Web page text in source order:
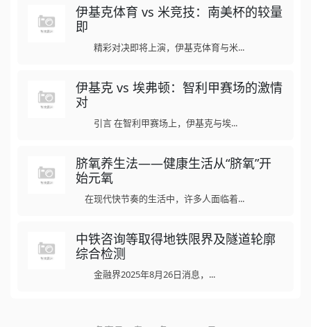
伊基克体育 vs 米竞技：南美杯的较量
即
精彩对决即将上演，伊基克体育与米...
伊基克 vs 埃弗顿：智利甲赛场的激情
对
引言 在智利甲赛场上，伊基克与埃...
脐氧养生法——健康生活从“脐氧”开
始元氧
在现代快节奏的生活中，许多人面临着...
中铁咨询等取得地铁限界及隧道轮廓
综合检测
金融界2025年8月26日消息，...